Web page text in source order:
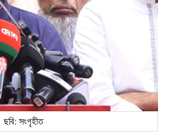
ছবি: সংগৃহীত